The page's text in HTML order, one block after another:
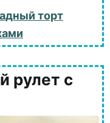
торт
рулет с